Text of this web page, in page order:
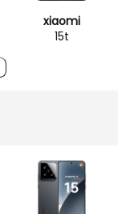
xiaomi
15t